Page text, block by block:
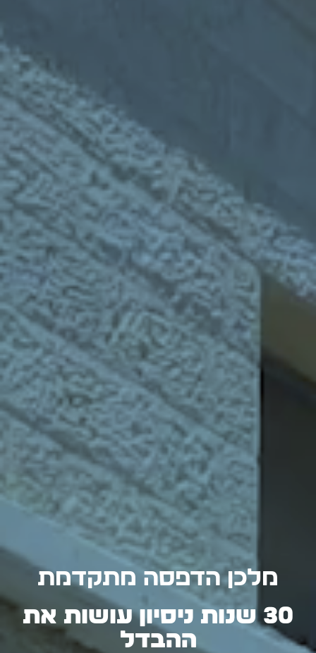
מלכן הדפסה מתקדמת
30 שנות ניסיון עושות את
ההבדל